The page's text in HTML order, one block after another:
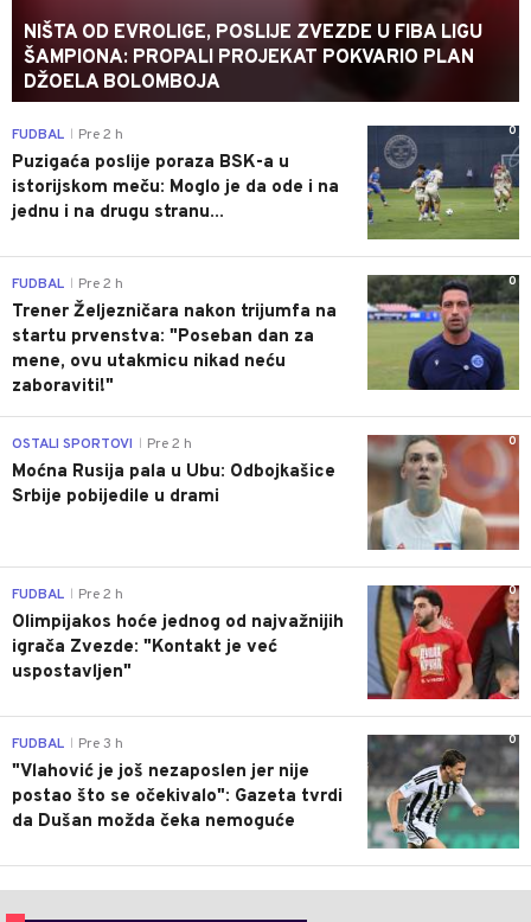
NIŠTA OD EVROLIGE, POSLIJE ZVEZDE U FIBA LIGU
ŠAMPIONA: PROPALI PROJEKAT POKVARIO PLAN
DŽOELA BOLOMBOJA
0
FUDBAL Pre 2 h
Puzigaća poslije poraza BSK-a u
istorijskom meču: Moglo je da ode i na
jednu i na drugu stranu...
0
FUDBAL Pre 2 h
Trener Željezničara nakon trijumfa na
startu prvenstva: "Poseban dan za
mene, ovu utakmicu nikad neću
zaboraviti!"
0
OSTALI SPORTOVI Pre 2 h
Moćna Rusija pala u Ubu: Odbojkašice
Srbije pobijedile u drami
0
FUDBAL Pre 2 h
Olimpijakos hoće jednog od najvažnijih
igrača Zvezde: "Kontakt je već
uspostavljen"
0
FUDBAL Pre 3 h
"Vlahović je još nezaposlen jer nije
postao što se očekivalo": Gazeta tvrdi
da Dušan možda čeka nemoguće